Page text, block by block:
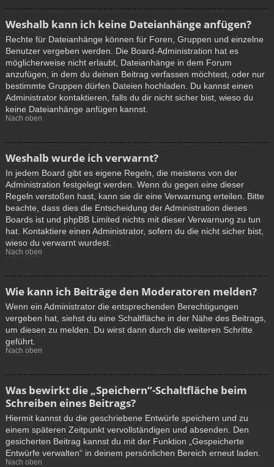
Weshalb kann ich keine Dateianhänge anfügen?
Rechte für Dateianhänge können für Foren, Gruppen und einzelne
Benutzer vergeben werden. Die Board-Administration hat es
möglicherweise nicht erlaubt, Dateianhänge in dem Forum
anzufügen, in dem du deinen Beitrag verfassen möchtest, oder nur
bestimmte Gruppen dürfen Dateien hochladen. Du kannst einen
Administrator kontaktieren, falls du dir nicht sicher bist, wieso du
keine Dateianhänge anfügen kannst.
Nach oben
Weshalb wurde ich verwarnt?
In jedem Board gibt es eigene Regeln, die meistens von der
Administration festgelegt werden. Wenn du gegen eine dieser
Regeln verstoßen hast, kann sie dir eine Verwarnung erteilen. Bitte
beachte, dass dies die Entscheidung der Administration dieses
Boards ist und phpBB Limited nichts mit dieser Verwarnung zu tun
hat. Kontaktiere einen Administrator, sofern du die nicht sicher bist,
wieso du verwarnt wurdest.
Nach oben
Wie kann ich Beiträge den Moderatoren melden?
Wenn ein Administrator die entsprechenden Berechtigungen
vergeben hat, siehst du eine Schaltfläche in der Nähe des Beitrags,
um diesen zu melden. Du wirst dann durch die weiteren Schritte
geführt.
Nach oben
Was bewirkt die „Speichern“-Schaltfläche beim
Schreiben eines Beitrags?
Hiermit kannst du die geschriebene Entwürfe speichern und zu
einem späteren Zeitpunkt vervollständigen und absenden. Den
gesicherten Beitrag kannst du mit der Funktion „Gespeicherte
Entwürfe verwalten“ in deinem persönlichen Bereich erneut laden.
Nach oben